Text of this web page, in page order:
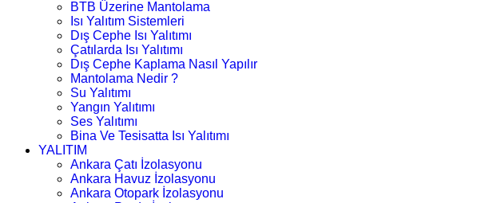
BTB Üzerine Mantolama
Isı Yalıtım Sistemleri
Dış Cephe Isı Yalıtımı
Çatılarda Isı Yalıtımı
Dış Cephe Kaplama Nasıl Yapılır
Mantolama Nedir ?
Su Yalıtımı
Yangın Yalıtımı
Ses Yalıtımı
Bina Ve Tesisatta Isı Yalıtımı
YALITIM
Ankara Çatı İzolasyonu
Ankara Havuz İzolasyonu
Ankara Otopark İzolasyonu